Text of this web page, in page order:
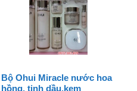
Bộ Ohui Miracle nước hoa
hồng, tinh dầu,kem